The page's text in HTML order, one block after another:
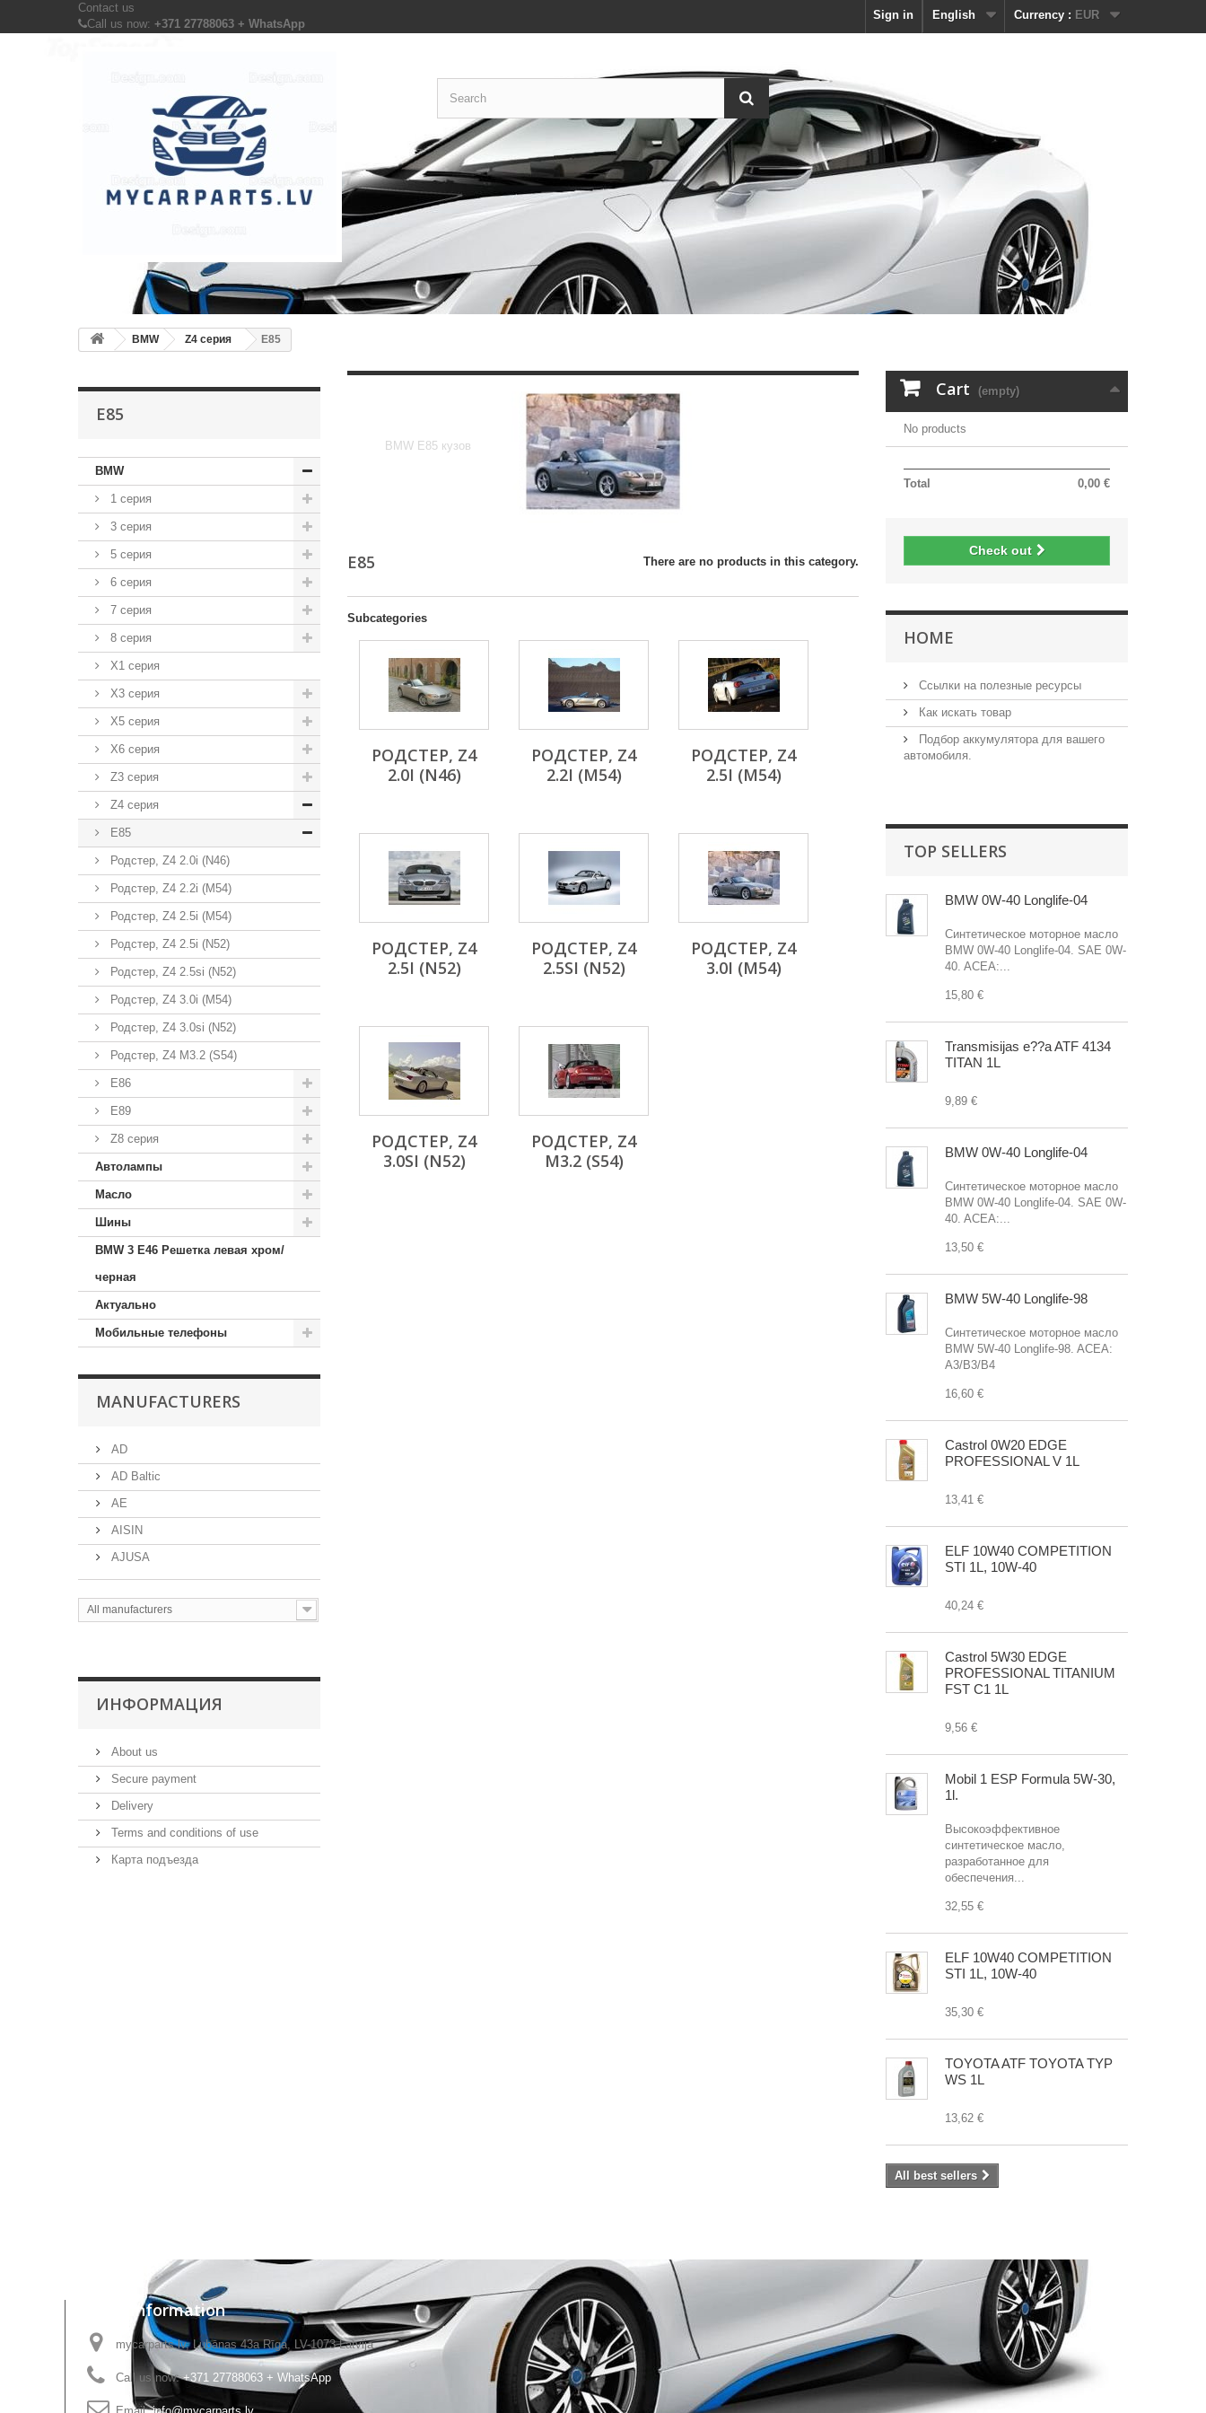
Currency : EUR
English
Sign in
Contact us
Call us now: +371 27788063 + WhatsApp
BMW Z4 серия E85
E85
BMW
1 серия
3 серия
5 серия
6 серия
7 серия
8 серия
X1 серия
X3 серия
X5 серия
X6 серия
Z3 серия
Z4 серия
E85
Родстер, Z4 2.0i (N46)
Родстер, Z4 2.2i (M54)
Родстер, Z4 2.5i (M54)
Родстер, Z4 2.5i (N52)
Родстер, Z4 2.5si (N52)
Родстер, Z4 3.0i (M54)
Родстер, Z4 3.0si (N52)
Родстер, Z4 M3.2 (S54)
E86
E89
Z8 серия
Автолампы
Масло
Шины
BMW 3 E46 Решетка левая хром/
черная
Актуально
Мобильные телефоны
MANUFACTURERS
AD
AD Baltic
AE
AISIN
AJUSA
All manufacturers
ИНФОРМАЦИЯ
About us
Secure payment
Delivery
Terms and conditions of use
Карта подъезда
BMW E85 кузов
E85 There are no products in this category.
Subcategories
РОДСТЕР, Z4
2.0I (N46)
РОДСТЕР, Z4
2.2I (M54)
РОДСТЕР, Z4
2.5I (M54)
РОДСТЕР, Z4
2.5I (N52)
РОДСТЕР, Z4
2.5SI (N52)
РОДСТЕР, Z4
3.0I (M54)
РОДСТЕР, Z4
3.0SI (N52)
РОДСТЕР, Z4
M3.2 (S54)
Cart (empty)
No products
0,00 €
Total
Check out
HOME
Ссылки на полезные ресурсы
Как искать товар
Подбор аккумулятора для вашего
автомобиля.
TOP SELLERS
BMW 0W-40 Longlife-04
Синтетическое моторное масло
BMW 0W-40 Longlife-04. SAE 0W-
40. ACEA:...
15,80 €
Transmisijas e??a ATF 4134
TITAN 1L
9,89 €
BMW 0W-40 Longlife-04
Синтетическое моторное масло
BMW 0W-40 Longlife-04. SAE 0W-
40. ACEA:...
13,50 €
BMW 5W-40 Longlife-98
Синтетическое моторное масло
BMW 5W-40 Longlife-98. ACEA:
A3/B3/B4
16,60 €
Castrol 0W20 EDGE
PROFESSIONAL V 1L
13,41 €
ELF 10W40 COMPETITION
STI 1L, 10W-40
40,24 €
Castrol 5W30 EDGE
PROFESSIONAL TITANIUM
FST C1 1L
9,56 €
Mobil 1 ESP Formula 5W-30,
1l.
Высокоэффективное
синтетическое масло,
разработанное для
обеспечения...
32,55 €
ELF 10W40 COMPETITION
STI 1L, 10W-40
35,30 €
TOYOTA ATF TOYOTA TYP
WS 1L
13,62 €
All best sellers
Store Information
mycarparts.lv, Lubānas 43a Rīga, LV-1073 Latvija
Call us now:+371 27788063 + WhatsApp